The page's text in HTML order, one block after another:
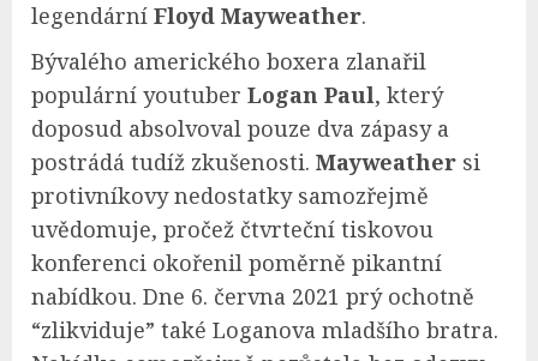
legendární Floyd Mayweather.
Bývalého amerického boxera zlanařil
populární youtuber Logan Paul, který
doposud absolvoval pouze dva zápasy a
postrádá tudíž zkušenosti. Mayweather si
protivníkovy nedostatky samozřejmě
uvědomuje, pročež čtvrteční tiskovou
konferenci okořenil poměrně pikantní
nabídkou. Dne 6. června 2021 prý ochotně
“zlikviduje” také Loganova mladšího bratra.